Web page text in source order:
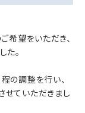
希望をいただき、
た。
の調整を行い、
せていただきまし